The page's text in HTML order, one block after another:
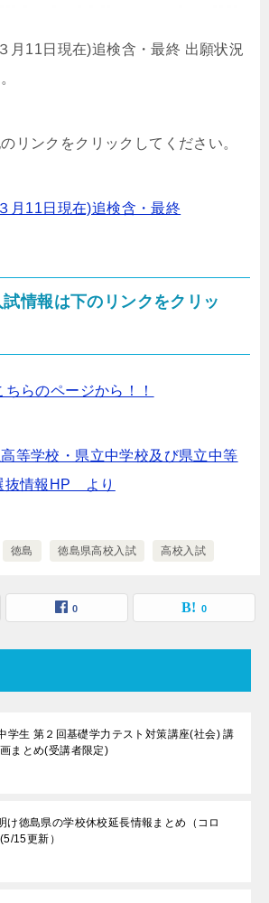
月11日現在)追検含・最終 出願状況
リンクをクリックしてください。
月11日現在)追検含・最終
情報は下のリンクをクリッ
らのページから！！
等学校・県立中学校及び県立中等
抜情報HP より
徳島 徳島県高校入試 高校入試
0 0
学生 第２回基礎学力テスト対策講座(社会) 講
まとめ(受講者限定)
け徳島県の学校休校延長情報まとめ（コロ
15更新）